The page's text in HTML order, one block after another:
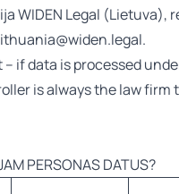
WIDEN Legal
– if data is processed
is always the law
PERSONAS DATUS?